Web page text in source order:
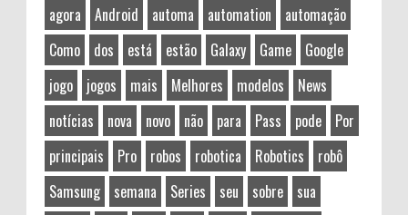
agora Android automa automation
automação
Como
dos está estão Galaxy Game
Google
jogo
jogos mais Melhores modelos
News
notícias
nova novo não para Pass pode
Por
principais
Pro robos robotica Robotics
robô
Samsung
semana Series seu sobre
sua